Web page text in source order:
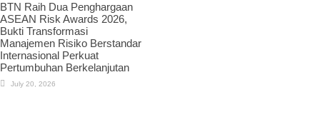
BTN Raih Dua Penghargaan
ASEAN Risk Awards 2026,
Bukti Transformasi
Manajemen Risiko Berstandar
Internasional Perkuat
Pertumbuhan Berkelanjutan
July 20, 2026